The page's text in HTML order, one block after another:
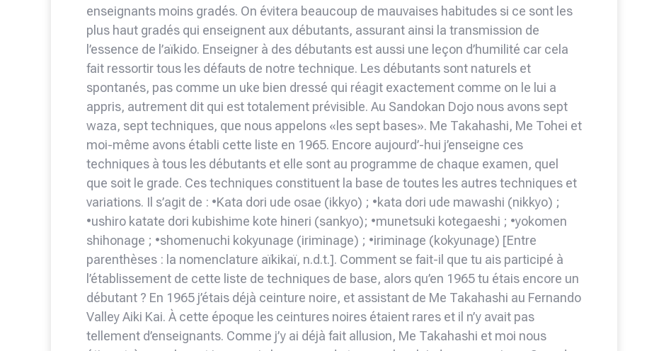
enseignants moins gradés. On évitera beaucoup de mauvaises habitudes si ce sont les
plus haut gradés qui enseignent aux débutants, assurant ainsi la transmission de
l’essence de l’aïkido. Enseigner à des débutants est aussi une leçon d’humilité car cela
fait ressortir tous les défauts de notre technique. Les débutants sont naturels et
spontanés, pas comme un uke bien dressé qui réagit exactement comme on le lui a
appris, autrement dit qui est totalement prévisible. Au Sandokan Dojo nous avons sept
waza, sept techniques, que nous appelons «les sept bases». Me Takahashi, Me Tohei et
moi-même avons établi cette liste en 1965. Encore aujourd’-hui j’enseigne ces
techniques à tous les débutants et elle sont au programme de chaque examen, quel
que soit le grade. Ces techniques constituent la base de toutes les autres techniques et
variations. Il s’agit de : •Kata dori ude osae (ikkyo) ; •kata dori ude mawashi (nikkyo) ;
•ushiro katate dori kubishime kote hineri (sankyo); •munetsuki kotegaeshi ; •yokomen
shihonage ; •shomenuchi kokyunage (iriminage) ; •iriminage (kokyunage) [Entre
parenthèses : la nomenclature aïkikaï, n.d.t.]. Comment se fait-il que tu ais participé à
l’établissement de cette liste de techniques de base, alors qu’en 1965 tu étais encore un
débutant ? En 1965 j’étais déjà ceinture noire, et assistant de Me Takahashi au Fernando
Valley Aiki Kai. À cette époque les ceintures noires étaient rares et il n’y avait pas
tellement d’enseignants. Comme j’y ai déjà fait allusion, Me Takahashi et moi nous